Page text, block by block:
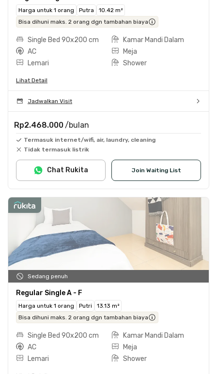
Harga untuk 1 orang Putra
10.42 m²
Bisa dihuni maks. 2 orang dgn tambahan biaya
Single Bed 90x200 cm
Kamar Mandi Dalam
AC
Meja
Lemari
Shower
Lihat Detail
Jadwalkan Visit
Rp2.468.000 /bulan
Termasuk internet/wifi, air, laundry, cleaning
Tidak termasuk listrik
Join Waiting List
Chat Rukita
Sedang penuh
Regular Single A - F
Harga untuk 1 orang Putri
13.13 m²
Bisa dihuni maks. 2 orang dgn tambahan biaya
Single Bed 90x200 cm
Kamar Mandi Dalam
AC
Meja
Lemari
Shower